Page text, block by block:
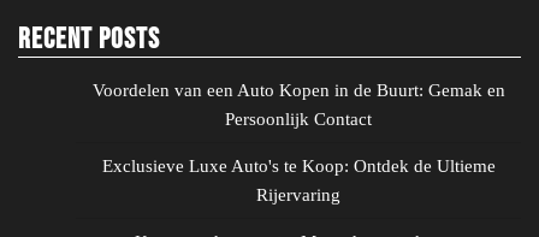
Recent Posts
Voordelen van een Auto Kopen in de Buurt: Gemak en
Persoonlijk Contact
Exclusieve Luxe Auto's te Koop: Ontdek de Ultieme
Rijervaring